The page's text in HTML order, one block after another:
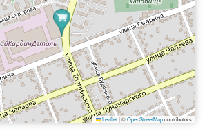
Leaflet|©OpenStreetMapcontributors